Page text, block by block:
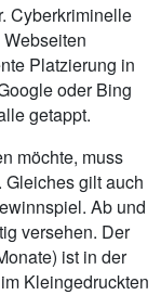
Cyberkriminelle
Platzierung in
oder Bing
getappt.
möchte, muss
gilt auch
Ab und
versehen. Der
ist in der
Kleingedruckten